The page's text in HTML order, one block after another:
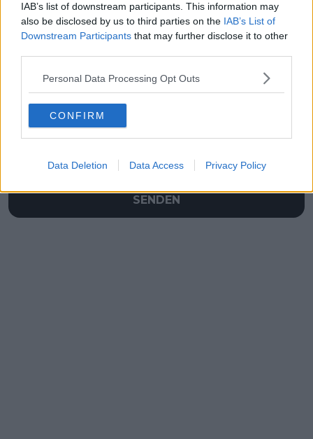
IAB’s list of downstream participants. This information may
also be disclosed by us to third parties on the IAB’s List of
Downstream Participants that may further disclose it to other
Personal Data Processing Opt Outs
CONFIRM
Data Deletion Data Access Privacy Policy
Schreiben Sie einen Kommentar
SENDEN